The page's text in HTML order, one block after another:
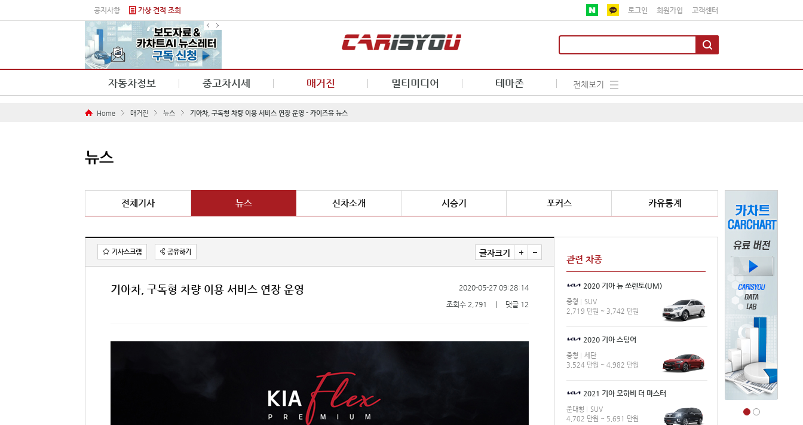
공지사항 가상 견적 조회 로그인 회원가입 고객센터
자동차정보 중고차시세 매거진 멀티미디어 테마존 전체보기
Home 매거진 뉴스 기아차, 구독형 차량 이용 서비스 연장 운영 - 카이즈유 뉴스
뉴스
전체기사 뉴스 신차소개 시승기 포커스 카유통계
기사스크랩 공유하기 글자크기
기아차, 구독형 차량 이용 서비스 연장 운영
2020-05-27 09:28:14
조회수 2,791
댓글 12
관련 차종
2020 기아 뉴 쏘렌토(UM)
중형
SUV
2,719 만원 ~ 3,742 만원
2020 기아 스팅어
중형
세단
3,524 만원 ~ 4,982 만원
2021 기아 모하비 더 마스터
준대형
SUV
4,702 만원 ~ 5,691 만원